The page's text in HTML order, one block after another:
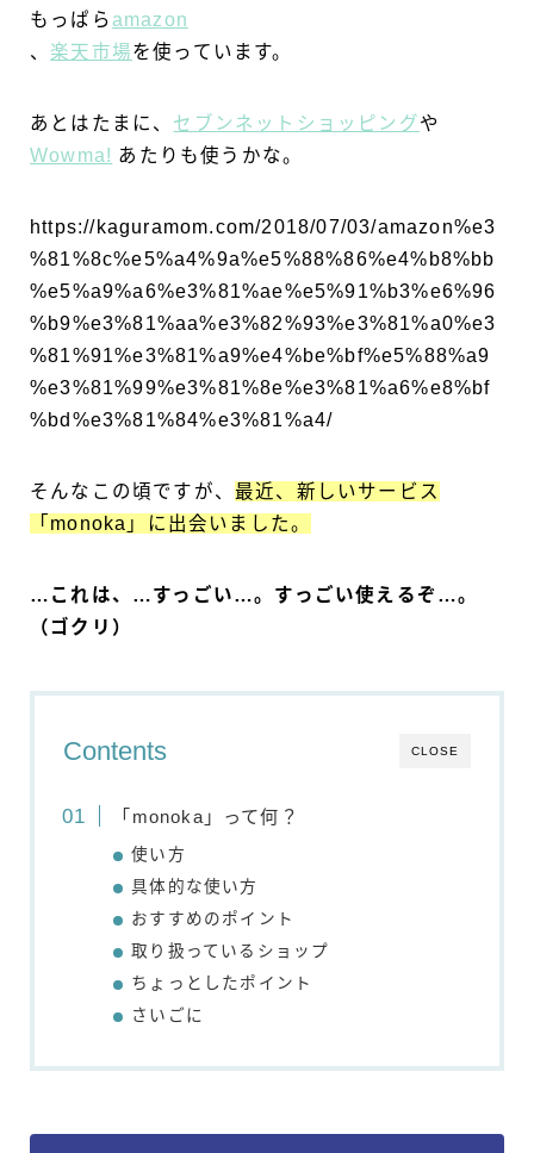
もっぱらamazon
、 楽天市場を使っています。
あとはたまに、 セブンネットショッピングや
Wowma! あたりも使うかな。
https://kaguramom.com/2018/07/03/amazon%e3
%81%8c%e5%a4%9a%e5%88%86%e4%b8%bb
%e5%a9%a6%e3%81%ae%e5%91%b3%e6%96
%b9%e3%81%aa%e3%82%93%e3%81%a0%e3
%81%91%e3%81%a9%e4%be%bf%e5%88%a9
%e3%81%99%e3%81%8e%e3%81%a6%e8%bf
%bd%e3%81%84%e3%81%a4/
そんなこの頃ですが、 最近、新しいサービス
「monoka」に出会いました。
…これは、…すっごい…。すっごい使えるぞ…。
（ゴクリ）
CLOSE
Contents
「monoka」って何？
使い方
具体的な使い方
おすすめのポイント
取り扱っているショップ
ちょっとしたポイント
さいごに